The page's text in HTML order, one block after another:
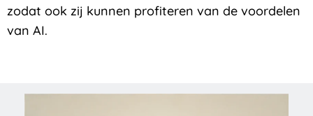
zodat ook zij kunnen profiteren van de voordelen
van AI.